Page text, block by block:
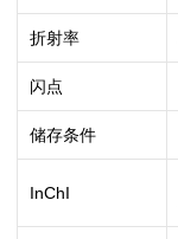
折射率
闪点
储存条件
InChI